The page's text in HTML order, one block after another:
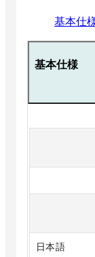
基本仕
基本仕様
日本語